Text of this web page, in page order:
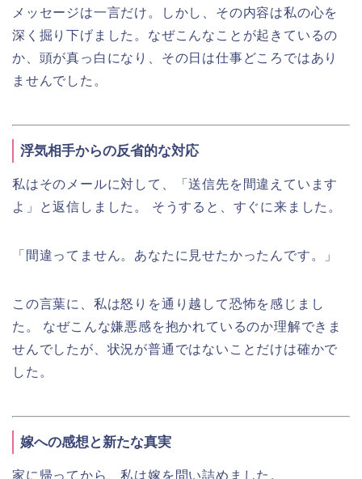
メッセージは一言だけ。しかし、その内容は私の心を
深く掘り下げました。なぜこんなことが起きているの
か、頭が真っ白になり、その日は仕事どころではあり
ませんでした。
浮気相手からの反省的な対応
私はそのメールに対して、「送信先を間違えています
よ」と返信しました。 そうすると、すぐに来ました。
「間違ってません。あなたに見せたかったんです。」
この言葉に、私は怒りを通り越して恐怖を感じまし
た。 なぜこんな嫌悪感を抱かれているのか理解できま
せんでしたが、状況が普通ではないことだけは確かで
した。
嫁への感想と新たな真実
家に帰ってから、私は嫁を問い詰めました。